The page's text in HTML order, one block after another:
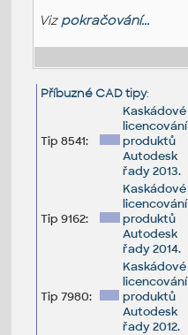
Viz pokračování...
Příbuzné CAD tipy:
Tip 8541:
Kaskádové
licencování
produktů
Autodesk
řady 2013.
Tip 9162:
Kaskádové
licencování
produktů
Autodesk
řady 2014.
Tip 7980:
Kaskádové
licencování
produktů
Autodesk
řady 2012.